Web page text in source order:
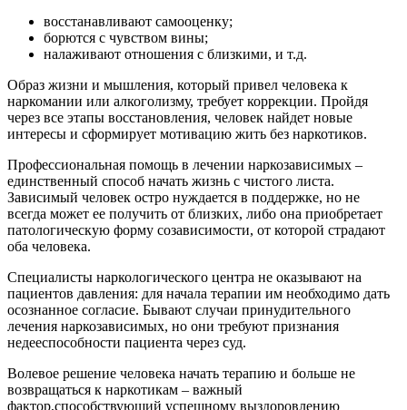
восстанавливают самооценку;
борются с чувством вины;
налаживают отношения с близкими, и т.д.
Образ жизни и мышления, который привел человека к
наркомании или алкоголизму, требует коррекции. Пройдя
через все этапы восстановления, человек найдет новые
интересы и сформирует мотивацию жить без наркотиков.
Профессиональная помощь в лечении наркозависимых –
единственный способ начать жизнь с чистого листа.
Зависимый человек остро нуждается в поддержке, но не
всегда может ее получить от близких, либо она приобретает
патологическую форму созависимости, от которой страдают
оба человека.
Специалисты наркологического центра не оказывают на
пациентов давления: для начала терапии им необходимо дать
осознанное согласие. Бывают случаи принудительного
лечения наркозависимых, но они требуют признания
недееспособности пациента через суд.
Волевое решение человека начать терапию и больше не
возвращаться к наркотикам – важный
фактор,способствующий успешному выздоровлению